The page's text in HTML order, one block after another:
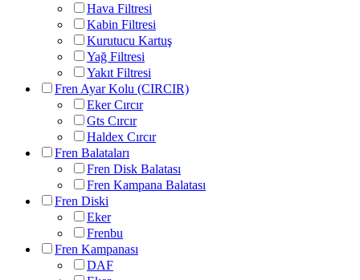
Hava Filtresi
Kabin Filtresi
Kurutucu Kartuş
Yağ Filtresi
Yakıt Filtresi
Fren Ayar Kolu (CIRCIR)
Eker Cırcır
Gts Cırcır
Haldex Cırcır
Fren Balataları
Fren Disk Balatası
Fren Kampana Balatası
Fren Diski
Eker
Frenbu
Fren Kampanası
DAF